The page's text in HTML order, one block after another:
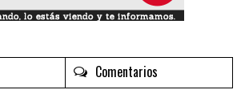
Comentarios